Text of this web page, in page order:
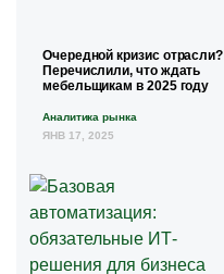
Очередной кризис отрасли?
Перечислили, что ждать
мебельщикам в 2025 году
Аналитика рынка
ЯНВ 17, 2025